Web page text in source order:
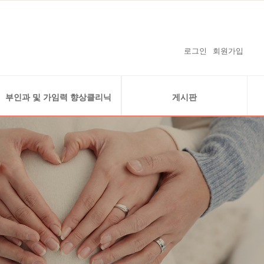
로그인 회원가입
부인과 및 가임력 향상클리닉 게시판
복강경클리닉
자궁내시경클리닉
난소 낭종 (자궁내막종)
경화술 클리닉
가임력 보존
공지사항
온라인예약
온라인상담
감사의 글
보도자료 및 난임연구 실적
난임지원 사업안내
임신을 축하드립니다